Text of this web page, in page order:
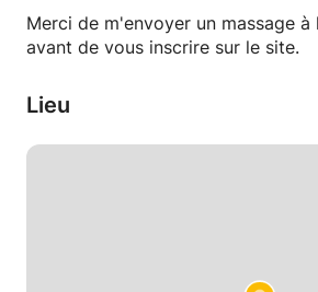
✔ Formation complète aux 4
officielles :
✔ Examens blancs avec retour
basé sur les critères officiels
Merci de m'envoyer un massage à
avant de vous inscrire sur le site.
Lieu